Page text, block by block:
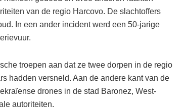
van de regio Harcovo. De slachtoffers
In een ander incident werd een 50-jarige
troepen aan dat ze twee dorpen in de regio
hadden versneld. Aan de andere kant van de
drones in de stad Baronez, West-
autoriteiten.